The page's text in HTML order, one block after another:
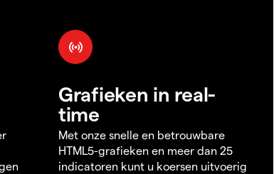
Grafieken in real-
time
Met onze snelle en betrouwbare
HTML5-grafieken en meer dan 25
indicatoren kunt u koersen uitvoerig